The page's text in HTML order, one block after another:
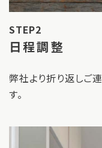
STEP2
日程調整
弊社より折り返しご
す。